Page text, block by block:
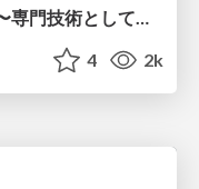
「背中を見て育て」からの卒業 〜専門技術としてのテスト設計を軸に、品質保証のバトンを繋ぐ〜 #genda_tech_talk
4 2k